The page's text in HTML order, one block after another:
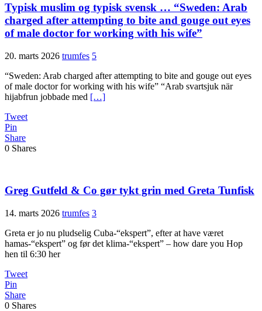
Typisk muslim og typisk svensk … “Sweden: Arab
charged after attempting to bite and gouge out eyes
of male doctor for working with his wife”
20. marts 2026 trumfes 5
“Sweden: Arab charged after attempting to bite and gouge out eyes
of male doctor for working with his wife” “Arab svartsjuk när
hijabfrun jobbade med […]
Tweet
Pin
Share
0 Shares
Greg Gutfeld & Co gør tykt grin med Greta Tunfisk
14. marts 2026 trumfes 3
Greta er jo nu pludselig Cuba-“ekspert”, efter at have været
hamas-“ekspert” og før det klima-“ekspert” – how dare you Hop
hen til 6:30 her
Tweet
Pin
Share
0 Shares